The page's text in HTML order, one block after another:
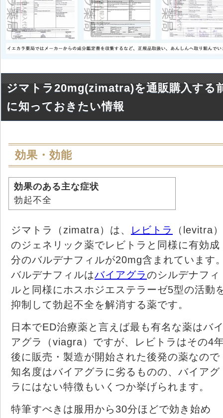
ジマトラ20mg(zimatra)を通販購入する
に知っておきたい情報
効果・効能
効果のある主な症状
勃起不全
ジマトラ（zimatra）は、 レビトラ
（levitra）
のジェネリック薬でレビトラと同様に有効成
分のバルデナフィルが20mg含まれています
バルデナフィルはバイアグラのシルデナフィ
ルと同様にホスホジエステラーゼ5型の活動
抑制して勃起不全を解消する薬です。
日本でED治療薬と言えば最も有名な薬はバ
アグラ（viagra）ですが、レビトラはその4
後に販売・製造が開始された後発の薬なので
知名度はバイアグラに劣るものの、バイアグ
ラにはない特徴もいくつか挙げられます。
特筆すべきは服用から30分ほどで効き始め